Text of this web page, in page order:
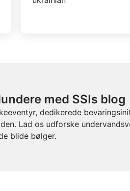
med SSIs blog
dedikerede
Lad os udforske
blide bølger.